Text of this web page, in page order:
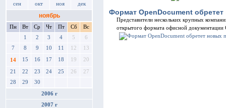
сен окт ноя дек
ноябрь
Пн Вт Ср Чт Пт Сб
Вс
1
2 3 4 5
6
7
8 9 10 11 12 13
14 15 16 17 18 19 20
21 22 23 24 25 26
27
28
29 30
2006 г
2007 г
Формат OpenDocument
Представители нескольких крупных
открытого формата офисной документации